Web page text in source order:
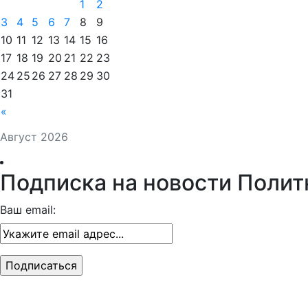
Август 2026
«
1
2
3
4 5 6 7 8
9
10 11 12 13 14 15 16
17 18 19 20 21 22 23
24 25 26 27 28 29 30
31
Подписка на новости
Ваш email: